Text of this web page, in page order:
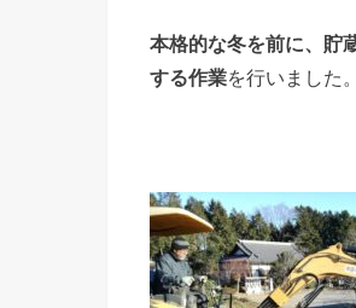
本格的な冬を前に、貯
する作業を行いました。